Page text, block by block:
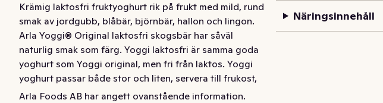
Krämig laktosfri fruktyoghurt rik på frukt med mild, rund
smak av jordgubb, blåbär, björnbär, hallon och lingon.
Arla Yoggi® Original laktosfri skogsbär har såväl
naturlig smak som färg. Yoggi laktosfri är samma goda
yoghurt som Yoggi original, men fri från laktos. Yoggi
yoghurt passar både stor och liten, servera till frukost,
som ett snabbt mellanmål eller en enkel dessert.
Arla Foods AB har angett ovanstående information.
Näringsinnehåll